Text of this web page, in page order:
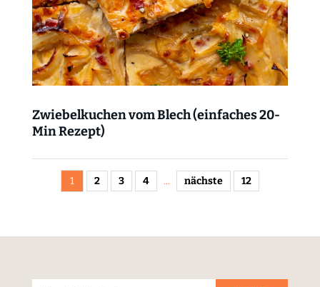
Zwiebelkuchen vom Blech (einfaches 20-
Min Rezept)
1 2 3 4 ... nächste 12